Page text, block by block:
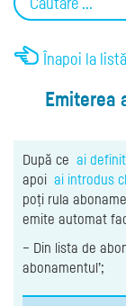
Înapoi la listă
Emiterea
După ce ai
apoi ai introdus
poți rula
emite automat
– Din lista de
abonamentul’;